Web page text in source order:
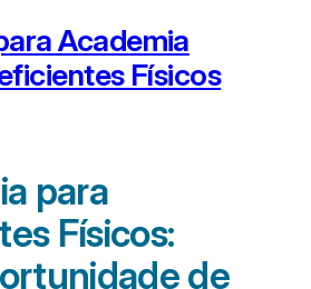
Academia
Físicos
para
Físicos:
de